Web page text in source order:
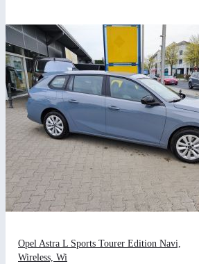
Opel Astra L Sports Tourer Edition Navi,
Wireless, Wi